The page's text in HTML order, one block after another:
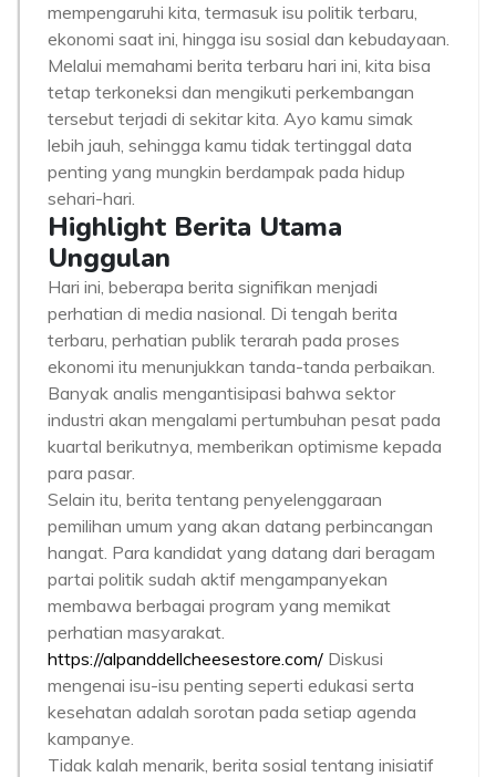
mempengaruhi kita, termasuk isu politik terbaru,
ekonomi saat ini, hingga isu sosial dan kebudayaan.
Melalui memahami berita terbaru hari ini, kita bisa
tetap terkoneksi dan mengikuti perkembangan
tersebut terjadi di sekitar kita. Ayo kamu simak
lebih jauh, sehingga kamu tidak tertinggal data
penting yang mungkin berdampak pada hidup
sehari-hari.
Highlight Berita Utama
Unggulan
Hari ini, beberapa berita signifikan menjadi
perhatian di media nasional. Di tengah berita
terbaru, perhatian publik terarah pada proses
ekonomi itu menunjukkan tanda-tanda perbaikan.
Banyak analis mengantisipasi bahwa sektor
industri akan mengalami pertumbuhan pesat pada
kuartal berikutnya, memberikan optimisme kepada
para pasar.
Selain itu, berita tentang penyelenggaraan
pemilihan umum yang akan datang perbincangan
hangat. Para kandidat yang datang dari beragam
partai politik sudah aktif mengampanyekan
membawa berbagai program yang memikat
perhatian masyarakat.
https://alpanddellcheesestore.com/ Diskusi
mengenai isu-isu penting seperti edukasi serta
kesehatan adalah sorotan pada setiap agenda
kampanye.
Tidak kalah menarik, berita sosial tentang inisiatif